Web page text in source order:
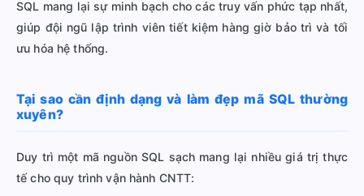
SQL mang lại sự minh bạch cho các truy vấn phức tạp nhất,
giúp đội ngũ lập trình viên tiết kiệm hàng giờ bảo trì và tối
ưu hóa hệ thống.
Tại sao cần định dạng và làm đẹp mã SQL thường
xuyên?
Duy trì một mã nguồn SQL sạch mang lại nhiều giá trị thực
tế cho quy trình vận hành CNTT: